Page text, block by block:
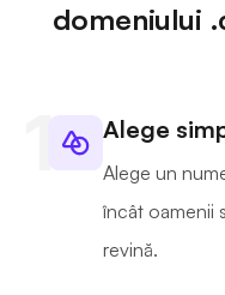
domeniului
Alege
Alege un
încât oamenii
revină.